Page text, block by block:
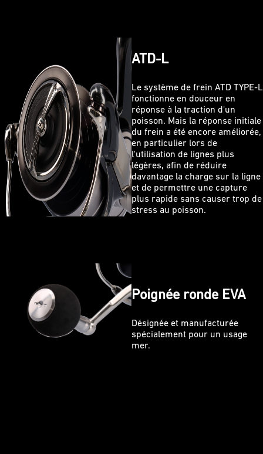
ATD-L
Le système de frein ATD TYPE-L
fonctionne en douceur en
réponse à la traction d'un
poisson. Mais la réponse initiale
du frein a été encore améliorée,
en particulier lors de
l'utilisation de lignes plus
légères, afin de réduire
davantage la charge sur la ligne
et de permettre une capture
plus rapide sans causer trop de
stress au poisson.
Poignée ronde EVA
Désignée et manufacturée
spécialement pour un usage
mer.